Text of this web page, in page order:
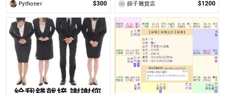
Pythoner $300 篩子雜貨店 $1200